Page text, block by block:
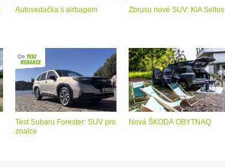
Autosedačka s airbagem Zbrusu nové SUV: KIA Seltos
Test Subaru Forester: SUV pro
znalce
Nová ŠKODA OBYTNAQ